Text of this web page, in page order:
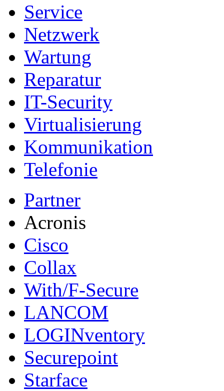
Service
Netzwerk
Wartung
Reparatur
IT-Security
Virtualisierung
Kommunikation
Telefonie
Partner
Acronis
Cisco
Collax
With/F-Secure
LANCOM
LOGINventory
Securepoint
Starface